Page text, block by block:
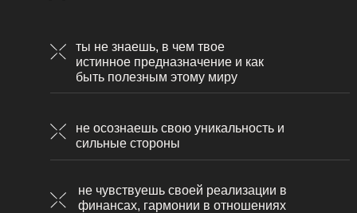
ты не знаешь, в чем твое
истинное предназначение и как
быть полезным этому миру
не чувствуешь своей реализации в
финансах, гармонии в отношениях
не осознаешь свою уникальность и
сильные стороны